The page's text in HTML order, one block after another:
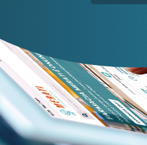
AB-GLOBAL SRL